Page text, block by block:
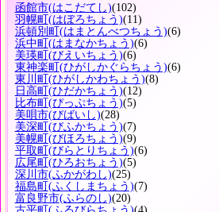
函館市(はこだてし)(102)
羽幌町 (はぼろちょう)(11)
浜頓別町 (はまとんべつちょう)(6)
浜中町 (はまなかちょう)(6)
美瑛町 (びえいちょう)(6)
東神楽町 (ひがしかぐらちょう)(6)
東川町 (ひがしかわちょう)(8)
日高町 (ひだかちょう)(12)
比布町 (ぴっぷちょう)(5)
美唄市(びばいし)(28)
美深町 (びふかちょう)(7)
美幌町 (びほろちょう)(9)
平取町 (びらとりちょう)(6)
広尾町 (ひろおちょう)(5)
深川市(ふかがわし)(25)
福島町 (ふくしまちょう)(7)
富良野市(ふらのし)(20)